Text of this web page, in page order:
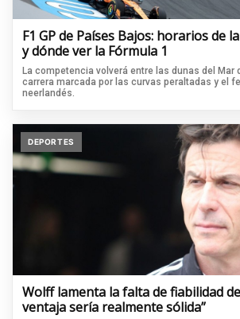
F1 GP de Países Bajos: horarios de
y dónde ver la Fórmula 1
La competencia volverá entre las dunas del Mar
carrera marcada por las curvas peraltadas y el
neerlandés.
DEPORTES
Wolff lamenta la falta de fiabilidad
ventaja sería realmente sólida”